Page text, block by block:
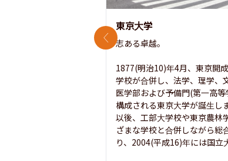
東京大学
志ある卓越。
1877(明治10)年4月、東京開
学校が合併し、法学、理学、
医学部および予備門(第一高
構成される東京大学が誕生し
以後、工部大学校や東京農林
ざまな学校と合併しながら総
り、2004(平成16)年には国立
前のスライド